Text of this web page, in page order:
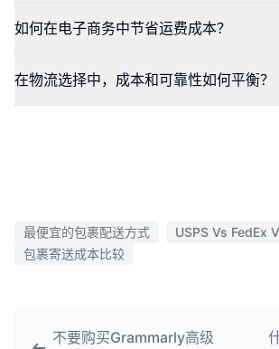
如何在电子商务中节省运费成本？
在物流选择中，成本和可靠性如何平衡？
最便宜的包裹配送方式
USPS Vs FedEx
包裹寄送成本比较
不要购买Grammarly高级